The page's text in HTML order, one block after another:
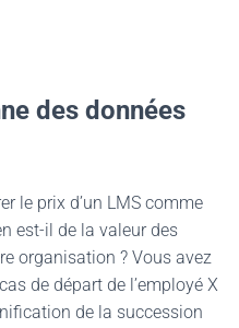
des données
le prix d’un LMS comme
est-il de la valeur des
organisation ? Vous avez
de départ de l’employé X
de la succession